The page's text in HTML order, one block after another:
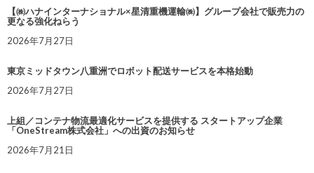
【㈱ハナインターナショナル×星清重機運輸㈱】グループ会社で販売力の
更なる強化ねらう
2026年7月27日
東京ミッドタウン八重洲でロボット配送サービスを本格始動
2026年7月27日
上組／コンテナ物流最適化サービスを提供する スタートアップ企業
「OneStream株式会社」への出資のお知らせ
2026年7月21日